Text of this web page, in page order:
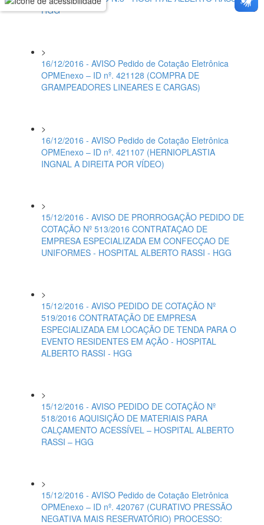
HGG
>
16/12/2016 - AVISO Pedido de Cotação Eletrônica
OPMEnexo – ID nº. 421128 (COMPRA DE
GRAMPEADORES LINEARES E CARGAS)
>
16/12/2016 - AVISO Pedido de Cotação Eletrônica
OPMEnexo – ID nº. 421107 (HERNIOPLASTIA
INGNAL A DIREITA POR VÍDEO)
>
15/12/2016 - AVISO DE PRORROGAÇÃO PEDIDO DE
COTAÇÃO Nº 513/2016 CONTRATAÇAO DE
EMPRESA ESPECIALIZADA EM CONFECÇAO DE
UNIFORMES - HOSPITAL ALBERTO RASSI - HGG
>
15/12/2016 - AVISO PEDIDO DE COTAÇÃO Nº
519/2016 CONTRATAÇÃO DE EMPRESA
ESPECIALIZADA EM LOCAÇÃO DE TENDA PARA O
EVENTO RESIDENTES EM AÇÃO - HOSPITAL
ALBERTO RASSI - HGG
>
15/12/2016 - AVISO PEDIDO DE COTAÇÃO Nº
518/2016 AQUISIÇÃO DE MATERIAIS PARA
CALÇAMENTO ACESSÍVEL – HOSPITAL ALBERTO
RASSI – HGG
>
15/12/2016 - AVISO Pedido de Cotação Eletrônica
OPMEnexo – ID nº. 420767 (CURATIVO PRESSÃO
NEGATIVA MAIS RESERVATÓRIO) PROCESSO: